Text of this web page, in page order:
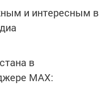
и интересным в
в
MАХ: